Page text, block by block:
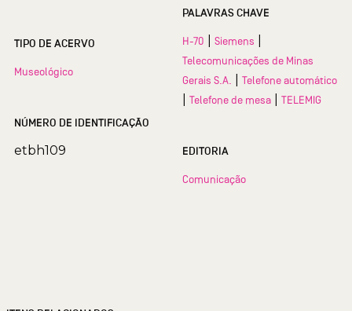
TIPO DE ACERVO
Museológico
NÚMERO DE IDENTIFICAÇÃO
etbh109
PALAVRAS CHAVE
H-70 Siemens
Telecomunicações de Minas
Gerais S.A.
Telefone automático
Telefone de mesa TELEMIG
EDITORIA
Comunicação